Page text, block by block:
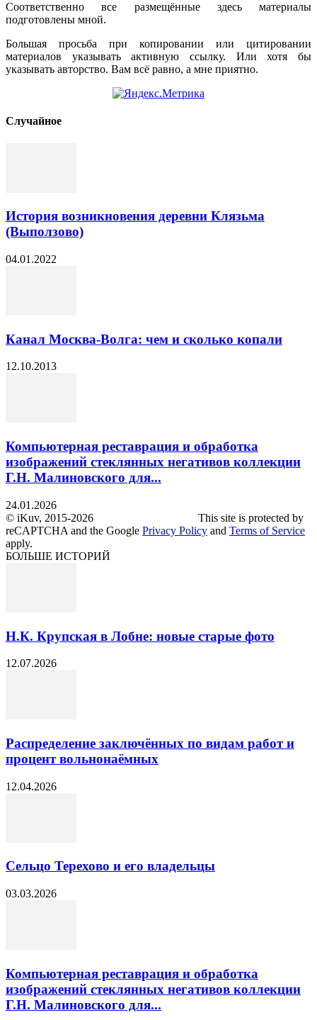
Соответственно все размещённые здесь материалы
подготовлены мной.
Большая просьба при копировании или цитировании
материалов указывать активную ссылку. Или хотя бы
указывать авторство. Вам всё равно, а мне приятно.
Cлучайное
История возникновения деревни Клязьма
(Выползово)
04.01.2022
Канал Москва-Волга: чем и сколько копали
12.10.2013
Компьютерная реставрация и обработка
изображений стеклянных негативов коллекции
Г.Н. Малиновского для...
24.01.2026
© iKuv, 2015-2026 This site is protected by
reCAPTCHA and the Google Privacy Policy and Terms of Service
apply.
БОЛЬШЕ ИСТОРИЙ
Н.К. Крупская в Лобне: новые старые фото
12.07.2026
Распределение заключённых по видам работ и
процент вольнонаёмных
12.04.2026
Сельцо Терехово и его владельцы
03.03.2026
Компьютерная реставрация и обработка
изображений стеклянных негативов коллекции
Г.Н. Малиновского для...